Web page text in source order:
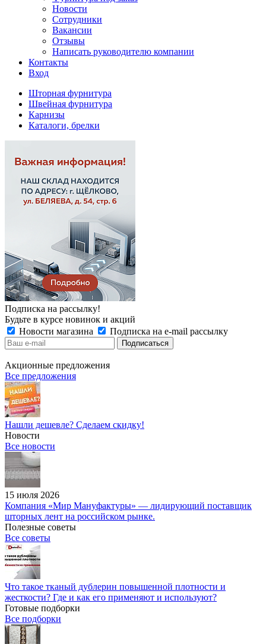
Новости
Сотрудники
Вакансии
Отзывы
Написать руководителю компании
Контакты
Вход
Шторная фурнитура
Швейная фурнитура
Карнизы
Каталоги, брелки
Подписка на рассылку!
Будьте в курсе новинок и акций
Новости магазина
Подписка на e-mail рассылку
Акционные предложения
Все предложения
Нашли дешевле? Сделаем скидку!
Новости
Все новости
15 июля 2026
Компания «Мир Мануфактуры» — лидирующий поставщик
шторных лент на российском рынке.
Полезные советы
Все советы
Что такое тканый дублерин повышенной плотности и
жесткости? Где и как его применяют и используют?
Готовые подборки
Все подборки